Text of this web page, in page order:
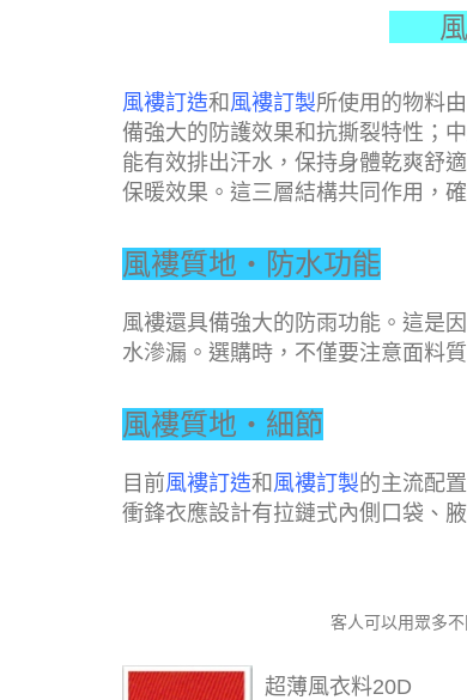
風
風褸訂造和 風褸訂製所使用的物料
備強大的防護效果和抗撕裂特性；
能有效排出汗水，保持身體乾爽舒
保暖效果。這三層結構共同作用，
風褸質地‧防水功能
風褸還具備強大的防雨功能。這是
水滲漏。選購時，不僅要注意面料
風褸質地‧細節
目前風褸訂造和 風褸訂製的主流配
衝鋒衣應設計有拉鏈式內側口袋、
客人可以用眾多
超薄風衣料20D